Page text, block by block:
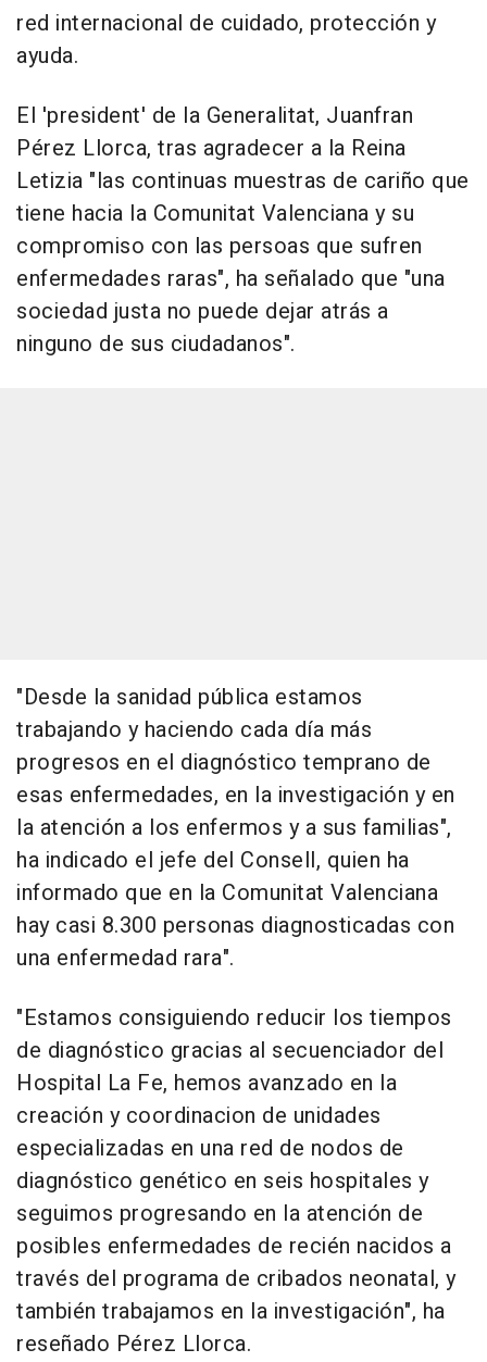
red internacional de cuidado, protección y
ayuda.
El 'president' de la Generalitat, Juanfran
Pérez Llorca, tras agradecer a la Reina
Letizia "las continuas muestras de cariño que
tiene hacia la Comunitat Valenciana y su
compromiso con las persoas que sufren
enfermedades raras", ha señalado que "una
sociedad justa no puede dejar atrás a
ninguno de sus ciudadanos".
"Desde la sanidad pública estamos
trabajando y haciendo cada día más
progresos en el diagnóstico temprano de
esas enfermedades, en la investigación y en
la atención a los enfermos y a sus familias",
ha indicado el jefe del Consell, quien ha
informado que en la Comunitat Valenciana
hay casi 8.300 personas diagnosticadas con
una enfermedad rara".
"Estamos consiguiendo reducir los tiempos
de diagnóstico gracias al secuenciador del
Hospital La Fe, hemos avanzado en la
creación y coordinacion de unidades
especializadas en una red de nodos de
diagnóstico genético en seis hospitales y
seguimos progresando en la atención de
posibles enfermedades de recién nacidos a
través del programa de cribados neonatal, y
también trabajamos en la investigación", ha
reseñado Pérez Llorca.